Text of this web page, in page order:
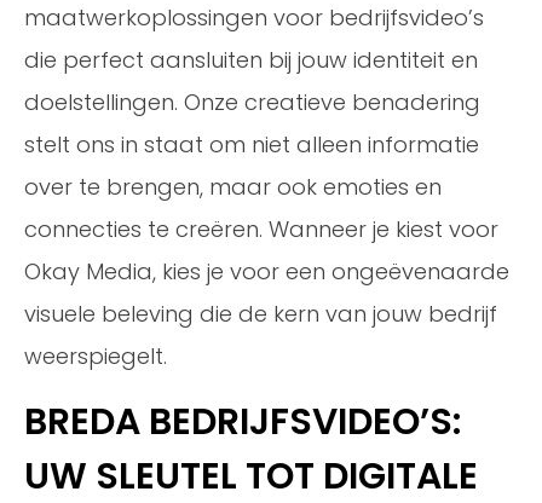
maatwerkoplossingen voor bedrijfsvideo’s
die perfect aansluiten bij jouw identiteit en
doelstellingen. Onze creatieve benadering
stelt ons in staat om niet alleen informatie
over te brengen, maar ook emoties en
connecties te creëren. Wanneer je kiest voor
Okay Media, kies je voor een ongeëvenaarde
visuele beleving die de kern van jouw bedrijf
weerspiegelt.
BREDA BEDRIJFSVIDEO’S:
UW SLEUTEL TOT DIGITALE